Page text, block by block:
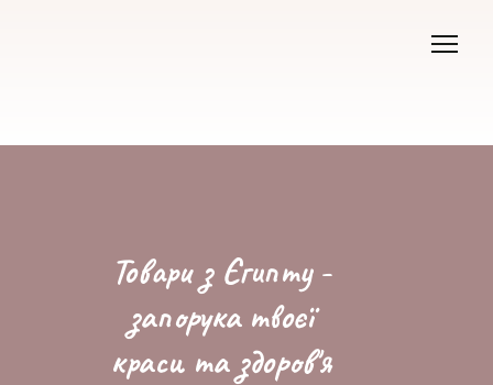
Товари з Єгипту -
запорука твоєї
краси та здоров'я